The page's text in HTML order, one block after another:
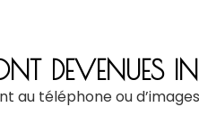
DEVENUES
au téléphone ou